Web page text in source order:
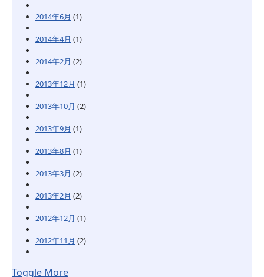
2014年6月 (1)
2014年4月 (1)
2014年2月 (2)
2013年12月 (1)
2013年10月 (2)
2013年9月 (1)
2013年8月 (1)
2013年3月 (2)
2013年2月 (2)
2012年12月 (1)
2012年11月 (2)
Toggle More